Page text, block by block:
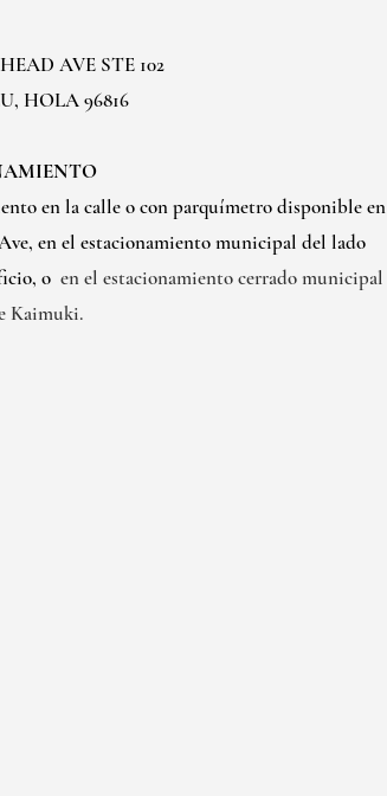
AVE STE 102
HOLA 96816
en la calle o con parquímetro disponible en
en el estacionamiento municipal del lado
o en el estacionamiento cerrado municipal
Kaimuki.